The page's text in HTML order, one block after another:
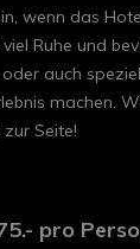
wenn das
Ruhe und
oder auch
machen.
Seite!
pro